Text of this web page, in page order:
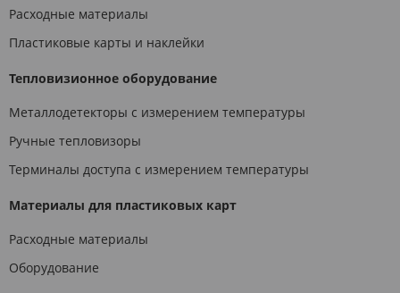
Расходные материалы
Пластиковые карты и наклейки
Тепловизионное оборудование
Металлодетекторы с измерением температуры
Ручные тепловизоры
Терминалы доступа с измерением температуры
Материалы для пластиковых карт
Расходные материалы
Оборудование